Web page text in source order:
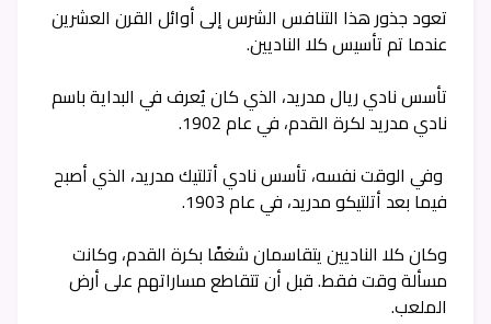
تعود جذور هذا التنافس الشرس إلى أوائل القرن العشرين
عندما تم تأسيس كلا الناديين.
تأسس نادي ريال مدريد، الذي كان يُعرف في البداية باسم
نادي مدريد لكرة القدم، في عام 1902.
وفي الوقت نفسه، تأسس نادي أتلتيك مدريد، الذي أصبح
فيما بعد أتلتيكو مدريد، في عام 1903.
وكان كلا الناديين يتقاسمان شغفًا بكرة القدم، وكانت
مسألة وقت فقط. قبل أن تتقاطع مساراتهم على أرض
الملعب.